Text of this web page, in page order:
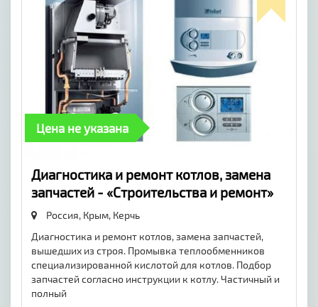
Цена не указана
Диагностика и ремонт котлов, замена
запчастей - «Строительства и ремонт»
Россия, Крым, Керчь
Диагностика и ремонт котлов, замена запчастей,
вышедших из строя. Промывка теплообменников
специализированной кислотой для котлов. Подбор
запчастей согласно инструкции к котлу. Частичный и
полный